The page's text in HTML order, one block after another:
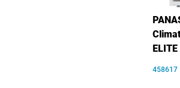
458617